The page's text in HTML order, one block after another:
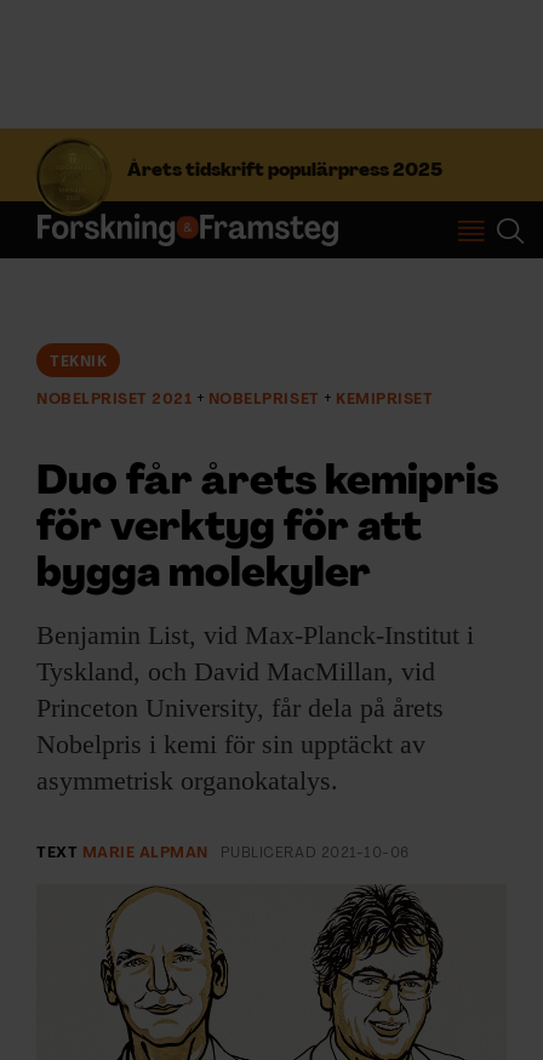
Årets tidskrift populärpress 2025
S
f
t
Prenumerera
ÄMNEN
ARKIV & E-TIDNING
EVENEMANG & RESOR
SHOP
PRENUMERERA PÅ F&F
ANNONSERA I F&F
TEKNIK
NOBELPRISET 2021 NOBELPRISET KEMIPRISET
Duo får årets kemipris
för verktyg för att
bygga molekyler
Benjamin List, vid Max-Planck-Institut i
Tyskland, och David MacMillan, vid
Princeton University, får dela på årets
Nobelpris i kemi för sin upptäckt av
asymmetrisk organokatalys.
TEXT MARIE ALPMAN PUBLICERAD 2021-10-06